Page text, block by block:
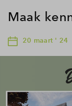
Maak
20 maart ' 24